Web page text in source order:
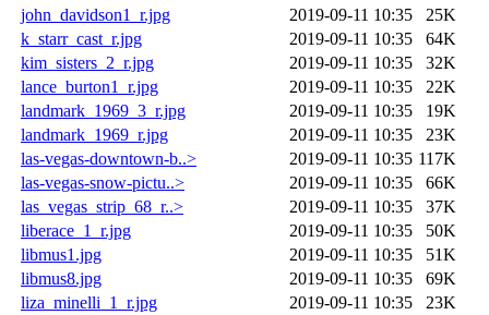
john_davidson1_r.jpg 2019-09-11 10:35
25K
k_starr_cast_r.jpg
2019-09-11 10:35
64K
kim_sisters_2_r.jpg
2019-09-11 10:35
32K
lance_burton1_r.jpg
2019-09-11 10:35
22K
landmark_1969_3_r.jpg
2019-09-11 10:35
19K
landmark_1969_r.jpg
2019-09-11 10:35
23K
las-vegas-downtown-b..>
2019-09-11 10:35 117K
las-vegas-snow-pictu..>
2019-09-11 10:35
66K
las_vegas_strip_68_r..>
2019-09-11 10:35
37K
liberace_1_r.jpg
2019-09-11 10:35
50K
libmus1.jpg
2019-09-11 10:35
51K
libmus8.jpg
2019-09-11 10:35
69K
liza_minelli_1_r.jpg
2019-09-11 10:35
23K